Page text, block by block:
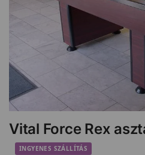
Vital Force Rex
INGYENES SZÁLLÍTÁS